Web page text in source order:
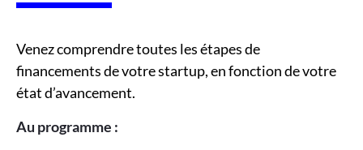
Venez comprendre toutes les étapes de
financements de votre startup, en fonction de votre
état d’avancement.
Au programme :